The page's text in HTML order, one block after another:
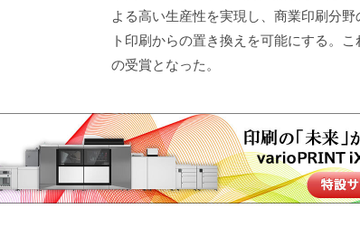
よる高い生産性を実現し、商業印刷分
ト印刷からの置き換えを可能にする。
の受賞となった。